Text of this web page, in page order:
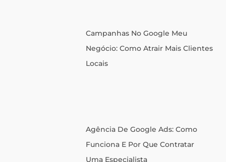
Campanhas No Google Meu
Negócio: Como Atrair Mais Clientes
Locais
Agência De Google Ads: Como
Funciona E Por Que Contratar
Uma Especialista